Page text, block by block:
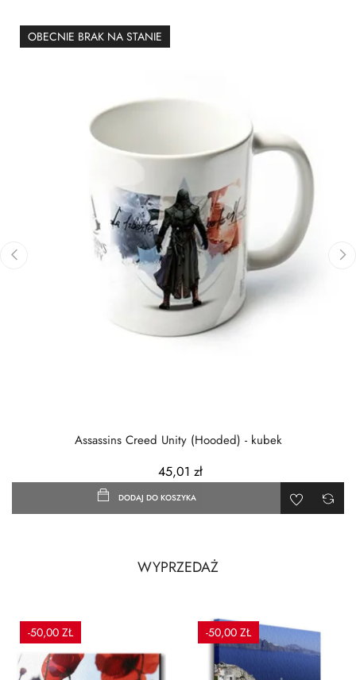
OBECNIE BRAK NA STANIE
Assassins Creed Unity (Hooded) - kubek
45,01 zł
DODAJ DO KOSZYKA
WYPRZEDAŻ
-50,00 ZŁ -50,00 ZŁ